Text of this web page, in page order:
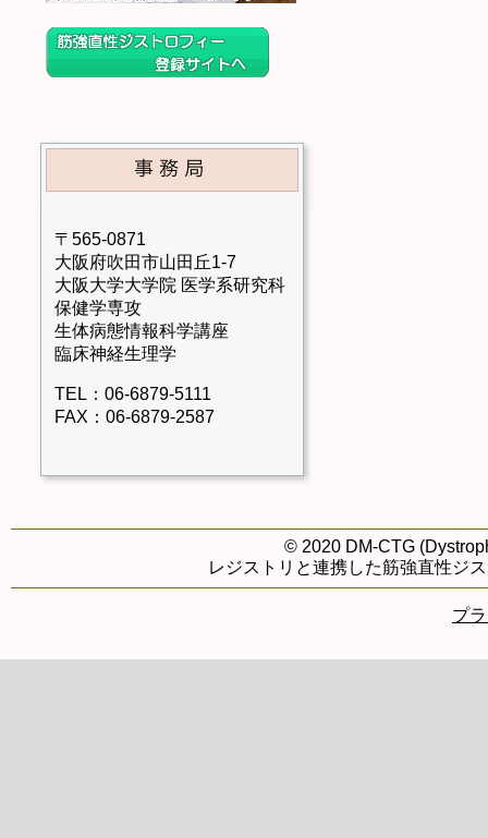
〒565-0871
大阪府吹田市山田丘1-7
大阪大学大学院 医学系研究科
保健学専攻
生体病態情報科学講座
臨床神経生理学
TEL：06-6879-5111
FAX：06-6879-2587
© 2020 DM-CTG
レジストリと連携した筋強直性ジ
プ